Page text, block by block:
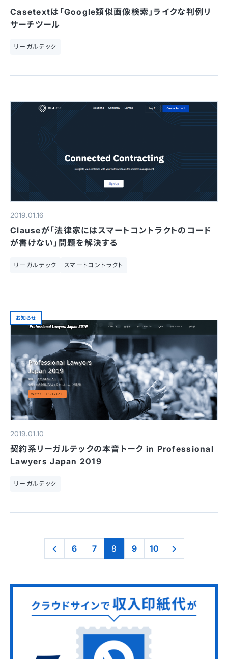
Casetextは「Google類似画像検索」ライクな判例リ
サーチツール
リーガルテック
2019.01.16
Clauseが「法律家にはスマートコントラクトのコード
が書けない」問題を解決する
リーガルテック スマートコントラクト
お知らせ
2019.01.10
契約系リーガルテックの本音トーク in Professional
Lawyers Japan 2019
リーガルテック
6 7 8 9 10